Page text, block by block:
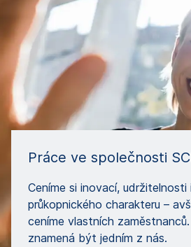
Práce ve společnosti
Ceníme si inovací, udržitelnosti
průkopnického charakteru –
ceníme vlastních
znamená být jedním z nás.